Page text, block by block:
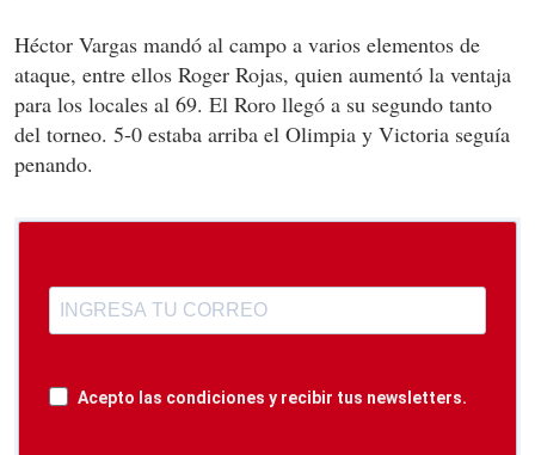
Héctor Vargas mandó al campo a varios elementos de
ataque, entre ellos Roger Rojas, quien aumentó la ventaja
para los locales al 69. El Roro llegó a su segundo tanto
del torneo. 5-0 estaba arriba el Olimpia y Victoria seguía
penando.
Acepto las condiciones y recibir tus newsletters.